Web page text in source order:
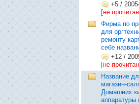
+5 /
[не
Фирма по
для
ремонту
себе
+12 /
[не
Название
магазин-
Домашних
аппаратуры